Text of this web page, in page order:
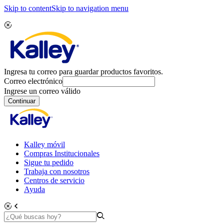
Skip to contentSkip to navigation menu
Ingresa tu correo para guardar productos favoritos.
Correo electrónico
Ingrese un correo válido
Continuar
Kalley móvil
Compras Institucionales
Sigue tu pedido
Trabaja con nosotros
Centros de servicio
Ayuda